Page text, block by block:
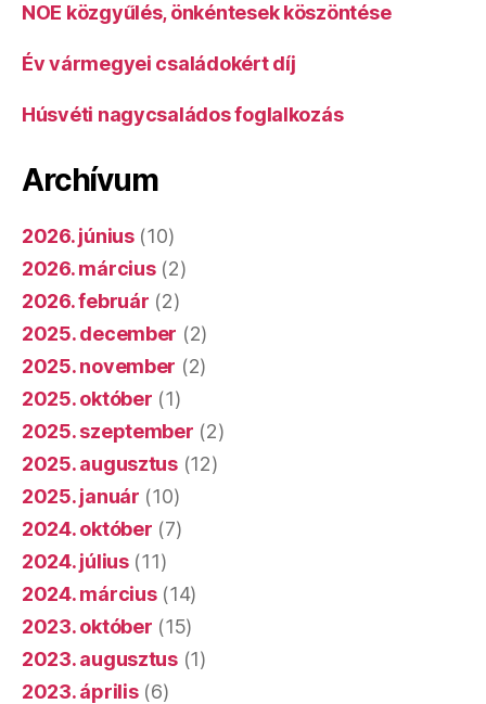
NOE közgyűlés, önkéntesek köszöntése
Év vármegyei családokért díj
Húsvéti nagycsaládos foglalkozás
Archívum
2026. június(10)
2026. március(2)
2026. február (2)
2025. december (2)
2025. november (2)
2025. október (1)
2025. szeptember (2)
2025. augusztus(12)
2025. január (10)
2024. október (7)
2024. július(11)
2024. március(14)
2023. október (15)
2023. augusztus(1)
2023. április(6)